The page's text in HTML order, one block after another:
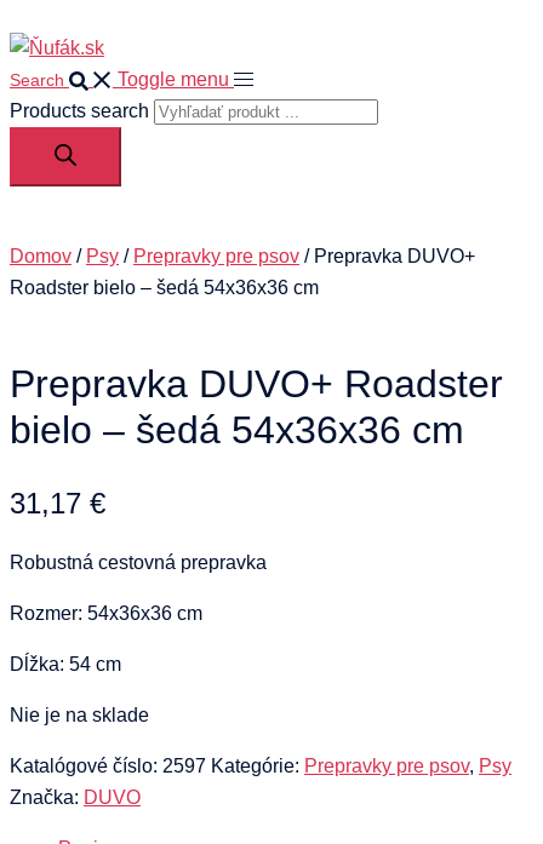
Search
Toggle menu
Products search
Domov / Psy / Prepravky pre psov / Prepravka DUVO+
Roadster bielo – šedá 54x36x36 cm
Prepravka DUVO+ Roadster
bielo – šedá 54x36x36 cm
31,17 €
Robustná cestovná prepravka
Rozmer: 54x36x36 cm
Dĺžka: 54 cm
Nie je na sklade
Katalógové číslo: 2597 Kategórie: Prepravky pre psov, Psy
Značka: DUVO